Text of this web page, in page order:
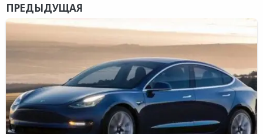
ПРЕДЫДУЩАЯ